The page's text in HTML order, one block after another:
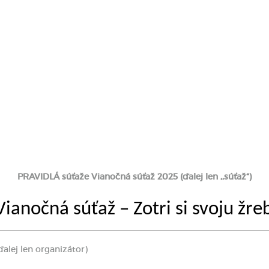
PRAVIDLÁ súťažeVianočná súťaž 2025 (ďalej len ,,súťaž“)
súťaž – Zotri si svoju
len organizátor)